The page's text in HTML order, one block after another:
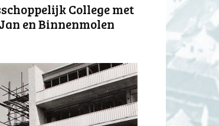
College met
en Binnenmolen